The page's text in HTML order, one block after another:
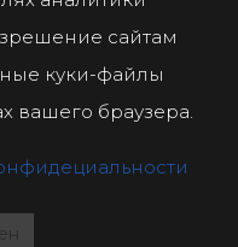
сайтам
куки-файлы
вашего браузера.